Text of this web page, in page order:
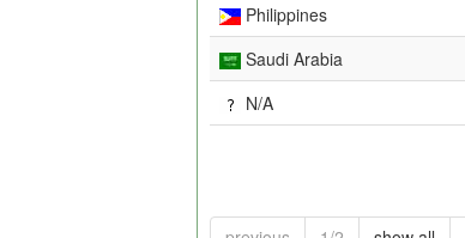
Philippines
Saudi Arabia
N/A